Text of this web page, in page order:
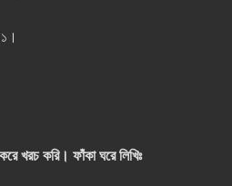
খরচ করি। ফাঁকা ঘরে লিখিঃ